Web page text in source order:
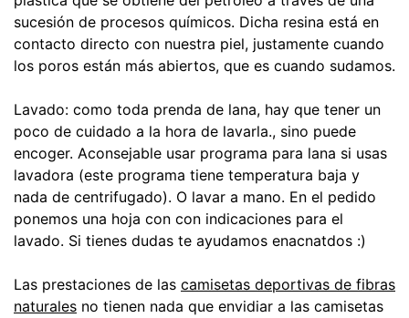
sucesión de procesos químicos. Dicha resina está en
contacto directo con nuestra piel, justamente cuando
los poros están más abiertos, que es cuando sudamos.
Lavado: como toda prenda de lana, hay que tener un
poco de cuidado a la hora de lavarla., sino puede
encoger. Aconsejable usar programa para lana si usas
lavadora (este programa tiene temperatura baja y
nada de centrifugado). O lavar a mano. En el pedido
ponemos una hoja con con indicaciones para el
lavado. Si tienes dudas te ayudamos enacnatdos :)
Las prestaciones de las camisetas deportivas de fibras
naturales no tienen nada que envidiar a las camisetas